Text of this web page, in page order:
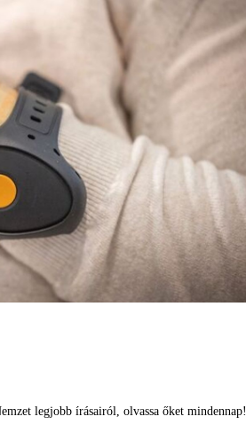
legjobb írásairól, olvassa őket mindennap!